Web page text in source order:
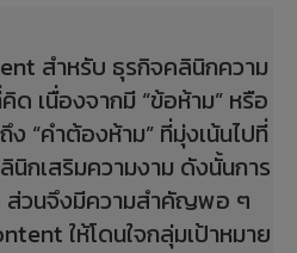
สำหรับ ธุรกิจคลินิกความ
ด เนื่องจากมี “ข้อห้าม” หรือ
ง “คำต้องห้าม” ที่มุ่งเน้นไปที่
นิกเสริมความงาม ดังนั้นการ
ส่วนจึงมีความสำคัญพอ ๆ
ให้โดนใจกลุ่มเป้าหมาย